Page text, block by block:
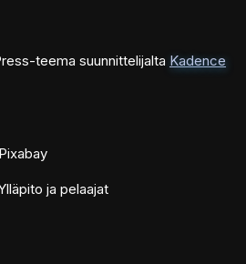
teema suunnittelijalta Kadence
ja pelaajat